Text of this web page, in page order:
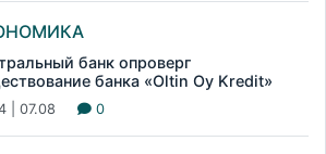
банк опроверг
банка «Oltin Oy Kredit»
| 07.08 0